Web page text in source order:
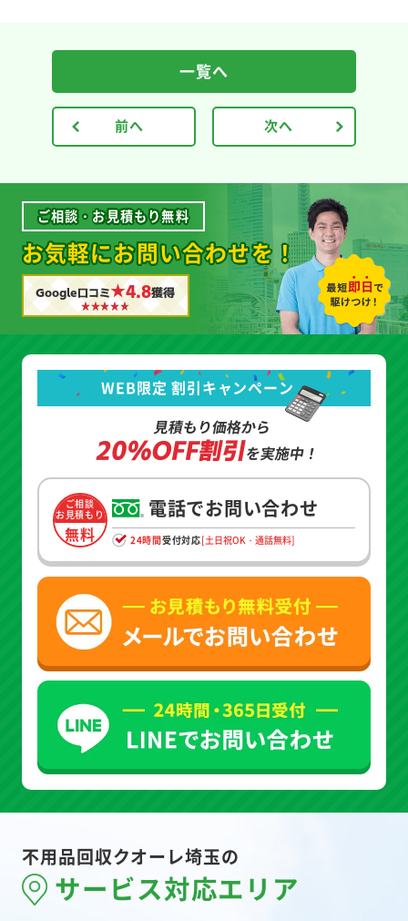
前へ
一覧へ
次へ
ご相談・お見積もり無料
お気軽にお問い合わせを！
Google口コミ★4.8獲得
WEB限定 割引キャンペーン
見積もり価格から
20%OFF割引を実施中！
ご相談
お見積もり
無料
電話でお問い合わせ
24時間受付対応[土日祝OK・通話無料]
不用品回収クオーレ埼玉の
サービス対応エリア